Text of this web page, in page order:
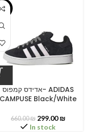
אדידס קמפוס- ADIDAS
CAMPUSE Black/White
660.00₪ 299.00₪
In stock